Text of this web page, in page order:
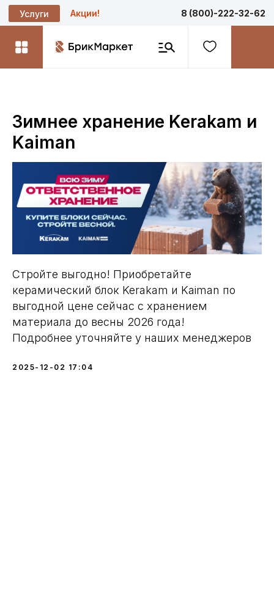
8 (800)-222-32-62
Услуги
Зимнее хранение Kerakam и
Kaiman
Стройте выгодно! Приобретайте
керамический блок Kerakam и Kaiman по
выгодной цене сейчас с хранением
материала до весны 2026 года!
Подробнее уточняйте у наших менеджеров
2025-12-02 17:04